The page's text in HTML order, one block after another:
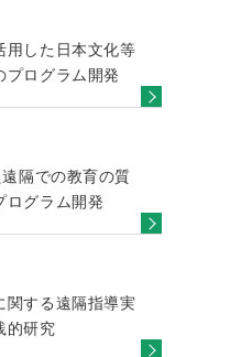
用した日本文化等
プログラム開発
隔での教育の質
ログラム開発
関する遠隔指導実
的研究